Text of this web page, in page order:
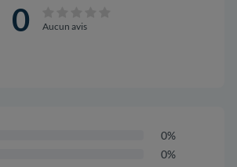
0 Aucun avis
0%
0%